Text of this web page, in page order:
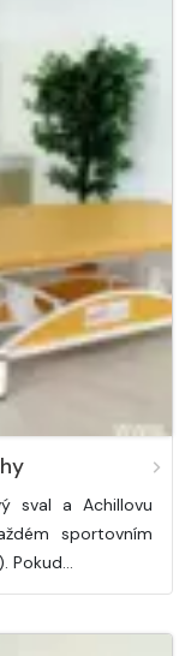
sval a Achillovu
sportovním